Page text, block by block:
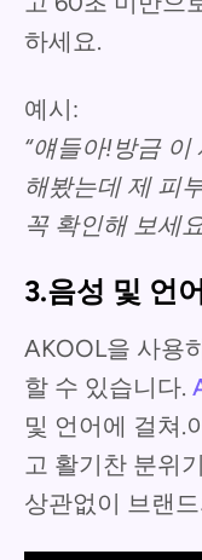
하세요.
예시:
“얘들아!방금
해봤는데 제 피
꼭 확인해 보세
3.음성 및 언
AKOOL을 사용
할 수 있습니다.
및 언어에 걸쳐.
고 활기찬 분위
상관없이 브랜